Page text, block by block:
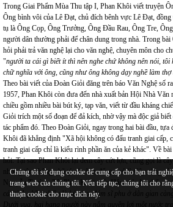
Trong Giai Phẩm Mùa Thu tập I, Phan Khôi viết truyện
Ông bình vôi của Lê Đạt, chủ đích bênh vực Lê Đạt, đồng
tụ là Ông Cọp, Ông Trưởng, Ông Đầu Rau, Ông Tre,
người dân thường phải để chân dung trong nhà. Trong
hỏi phải trả văn nghệ lại cho văn nghệ, chuyên môn cho
"người ta cái gì biết ít thì nên nghe chứ không nên nói, tôi
chữ nghĩa với ông, cũng như ông không dạy nghề làm thợ
Theo bài viết của Đoàn Giỏi đăng trên báo Văn Nghệ số
1957, Phan Khôi còn đưa đến nhà xuất bản Hội Nhà Văn
chiều gồm nhiều bài bút ký, tạp văn, viết từ đầu kháng
Giỏi trích một số đoạn để đả kích, nhờ vậy mà độc giả
tác phẩm đó. Theo Đoàn Giỏi, ngay trong hai bài đầu, tựa
Khôi đã khẳng định "Xã hội không có đấu tranh giai cấp,
tranh giai cấp chỉ là kiểu rình phần ăn của kẻ khác". Về
hỏi: Tại sao Phan Khôi lại đem cây cứt lợn, cũng gọi là
những tên không nhã tý nào hét, để gọi nó là Cây cộng
Nguyễn Trường Tộ, Phan Khôi viết: "Vua thì như thế,
các tỉnh phần nhiều là hủ nho, đám sĩ phu ở dân gian
Dưới vua, hai hạng người này nắm quyền lợi một nước
Chúng tôi sử dụng cookie để cung cấp cho bạn trải
trang web của chúng tôi. Nếu tiếp tục, chúng tôi cho
thuận cookie cho mục đích này.